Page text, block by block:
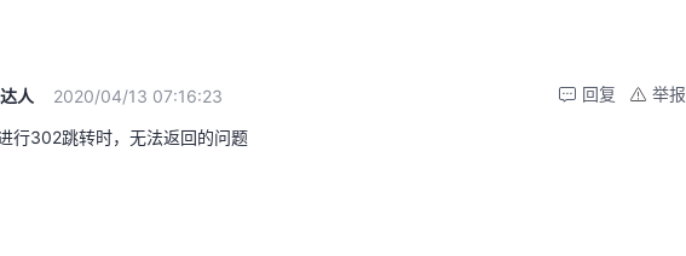
人 2020/04/13 07:16:23 举报
回复
行302跳转时，无法返回的问题